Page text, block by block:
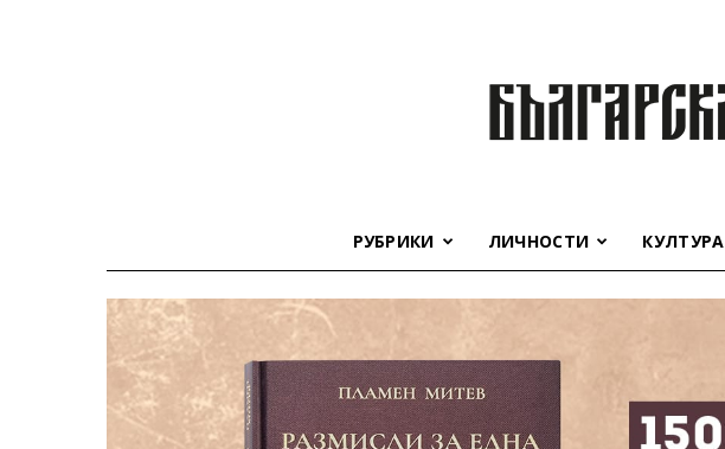
РУБРИКИ ЛИЧНОСТИ КУЛТУРА